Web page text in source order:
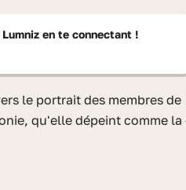
Lumnizen te connectant !
qu'elle dépeint comme la